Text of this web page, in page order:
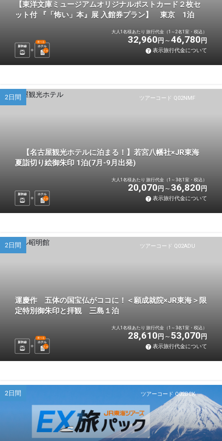
【東洋文庫ミュージアムオリジナルポストカード２枚セ
ット付 『「怖い」本』展 入館券プラン】 東京 1泊
新幹線 ホテル
選べる
1 泊
大人1名様あたり 旅行代金（1～2名1室・税込）
32,960 円 46,780 円
表示旅行代金について
ツアーコード Q02NMF
2日間
【名古屋観光ホテルに泊まる！】若宮八幡社×JR東海
夏詣切り絵御朱印 1泊(7月-9月出発)
新幹線
ホテル
1 泊
大人1名様あたり 旅行代金（1～3名1室・税込）
20,070 円 36,820 円
表示旅行代金について
ツアーコード Q02ADU
2日間
運慶作 五体の国宝仏がココに！＜願成就院×JR東海＞限
定特別御朱印と拝観 三島１泊
新幹線 ホテル
選べる
1 泊
大人1名様あたり 旅行代金（1～3名1室・税込）
28,610 円 53,070 円
表示旅行代金について
ツアーコード Q02BCK
2日間